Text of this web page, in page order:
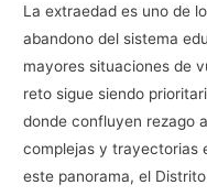
La extraedad es uno de
abandono del sistema
mayores situaciones de
reto sigue siendo
donde confluyen rezago
complejas y trayectorias
este panorama, el